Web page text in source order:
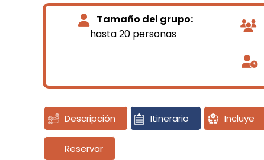
Tamaño del grupo:
hasta 20 personas
Descripción Itinerario Incluye
Reservar